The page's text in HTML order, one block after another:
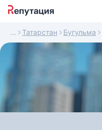
Татарстан Бугульма